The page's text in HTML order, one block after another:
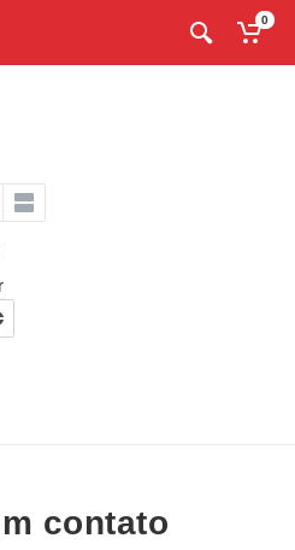
0
contato